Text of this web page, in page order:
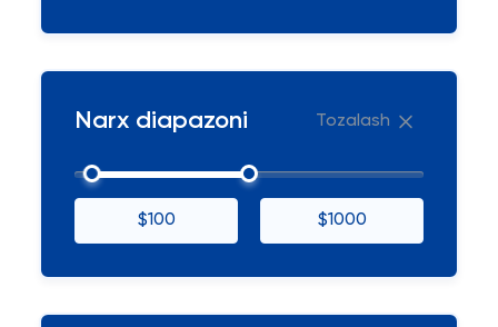
Narx diapazoni Tozalash
$100 $1000